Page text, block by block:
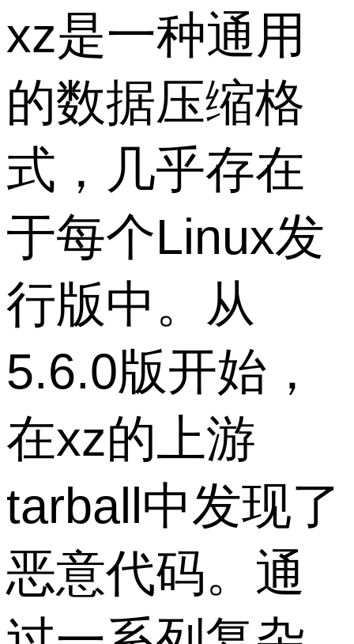
xz是一种通用
的数据压缩格
式，几乎存在
于每个Linux发
行版中。从
5.6.0版开始，
在xz的上游
tarball中发现了
恶意代码。通